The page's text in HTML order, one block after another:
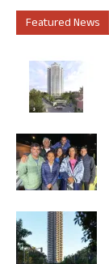
Featured News